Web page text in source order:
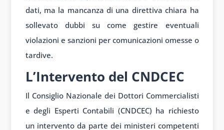
dati, ma la mancanza di una direttiva chiara ha
sollevato dubbi su come gestire eventuali
violazioni e sanzioni per comunicazioni omesse o
tardive.
L’Intervento del CNDCEC
Il Consiglio Nazionale dei Dottori Commercialisti
e degli Esperti Contabili (CNDCEC) ha richiesto
un intervento da parte dei ministeri competenti